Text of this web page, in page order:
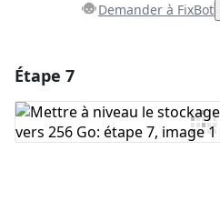
Demander à FixBot
Ajouter un commentaire
Étape 7